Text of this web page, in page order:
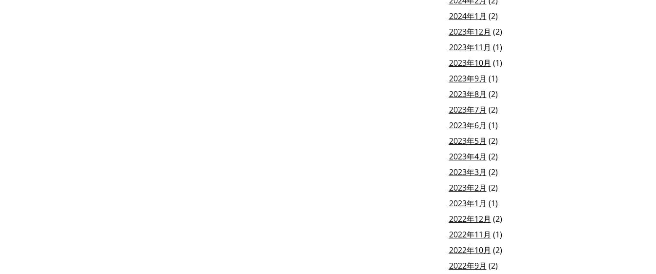
2024年1月 (2)
2023年12月 (2)
2023年11月 (1)
2023年10月 (1)
2023年9月 (1)
2023年8月 (2)
2023年7月 (2)
2023年6月 (1)
2023年5月 (2)
2023年4月 (2)
2023年3月 (2)
2023年2月 (2)
2023年1月 (1)
2022年12月 (2)
2022年11月 (1)
2022年10月 (2)
2022年9月 (2)